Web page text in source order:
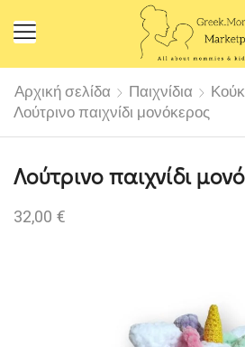
Αρχική σελίδα Παιχνίδια
Λούτρινο παιχνίδι μονόκερος
Λούτρινο παιχνίδι
32,00 €